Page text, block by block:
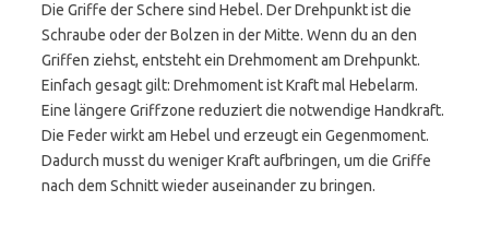
Die Griffe der Schere sind Hebel. Der Drehpunkt ist die
Schraube oder der Bolzen in der Mitte. Wenn du an den
Griffen ziehst, entsteht ein Drehmoment am Drehpunkt.
Einfach gesagt gilt: Drehmoment ist Kraft mal Hebelarm.
Eine längere Griffzone reduziert die notwendige Handkraft.
Die Feder wirkt am Hebel und erzeugt ein Gegenmoment.
Dadurch musst du weniger Kraft aufbringen, um die Griffe
nach dem Schnitt wieder auseinander zu bringen.